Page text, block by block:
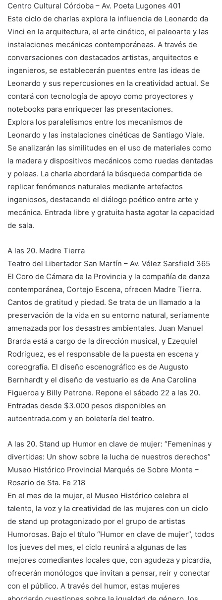
Centro Cultural Córdoba – Av. Poeta Lugones 401
Este ciclo de charlas explora la influencia de Leonardo da
Vinci en la arquitectura, el arte cinético, el paleoarte y las
instalaciones mecánicas contemporáneas. A través de
conversaciones con destacados artistas, arquitectos e
ingenieros, se establecerán puentes entre las ideas de
Leonardo y sus repercusiones en la creatividad actual. Se
contará con tecnología de apoyo como proyectores y
notebooks para enriquecer las presentaciones.
Explora los paralelismos entre los mecanismos de
Leonardo y las instalaciones cinéticas de Santiago Viale.
Se analizarán las similitudes en el uso de materiales como
la madera y dispositivos mecánicos como ruedas dentadas
y poleas. La charla abordará la búsqueda compartida de
replicar fenómenos naturales mediante artefactos
ingeniosos, destacando el diálogo poético entre arte y
mecánica. Entrada libre y gratuita hasta agotar la capacidad
de sala.
A las 20. Madre Tierra
Teatro del Libertador San Martín – Av. Vélez Sarsfield 365
El Coro de Cámara de la Provincia y la compañía de danza
contemporánea, Cortejo Escena, ofrecen Madre Tierra.
Cantos de gratitud y piedad. Se trata de un llamado a la
preservación de la vida en su entorno natural, seriamente
amenazada por los desastres ambientales. Juan Manuel
Brarda está a cargo de la dirección musical, y Ezequiel
Rodriguez, es el responsable de la puesta en escena y
coreografía. El diseño escenográfico es de Augusto
Bernhardt y el diseño de vestuario es de Ana Carolina
Figueroa y Billy Petrone. Repone el sábado 22 a las 20.
Entradas desde $3.000 pesos disponibles en
autoentrada.com y en boletería del teatro.
A las 20. Stand up Humor en clave de mujer: “Femeninas y
divertidas: Un show sobre la lucha de nuestros derechos”
Museo Histórico Provincial Marqués de Sobre Monte –
Rosario de Sta. Fe 218
En el mes de la mujer, el Museo Histórico celebra el
talento, la voz y la creatividad de las mujeres con un ciclo
de stand up protagonizado por el grupo de artistas
Humorosas. Bajo el título “Humor en clave de mujer”, todos
los jueves del mes, el ciclo reunirá a algunas de las
mejores comediantes locales que, con agudeza y picardía,
ofrecerán monólogos que invitan a pensar, reír y conectar
con el público. A través del humor, estas mujeres